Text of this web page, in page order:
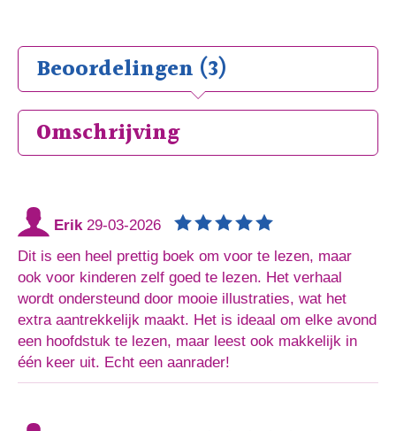
Beoordelingen (3)
Omschrijving
Erik 29-03-2026
Dit is een heel prettig boek om voor te lezen, maar
ook voor kinderen zelf goed te lezen. Het verhaal
wordt ondersteund door mooie illustraties, wat het
extra aantrekkelijk maakt. Het is ideaal om elke avond
een hoofdstuk te lezen, maar leest ook makkelijk in
één keer uit. Echt een aanrader!